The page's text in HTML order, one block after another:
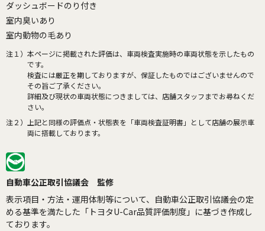
ダッシュボードのり付き
室内臭いあり
室内動物の毛あり
注１） 本ページに掲載された評価は、車両検査実施時の車両状態を示したもの
です。
検査には厳正を期しておりますが、保証したものではございませんので
その旨ご了承ください。
詳細及び現状の車両状態につきましては、店舗スタッフまでお尋ねくだ
さい。
注２）
上記と同様の評価点・状態表を「車両検査証明書」として店舗の展示車
両に搭載しております。
自動車公正取引協議会 監修
表示項目・方法・運用体制等について、自動車公正取引協議会の定
める基準を満たした「トヨタU-Car品質評価制度」に基づき作成し
ております。